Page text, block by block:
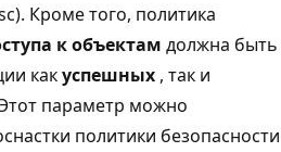
Кроме того, политика
к объектам должна быть
какуспешных , так и
параметр можно
политики безопасности